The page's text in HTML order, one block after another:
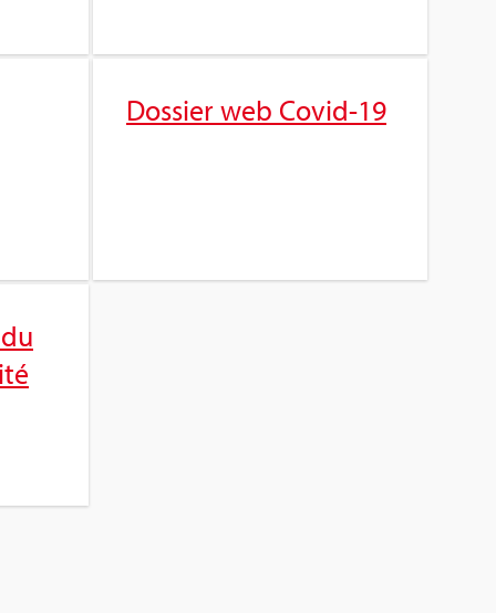
Dos­sier web Covid-19